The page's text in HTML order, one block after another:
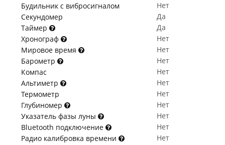
Будильник с вибросигналом
Нет
Секундомер
Да
Таймер
Да
Хронограф
Нет
Мировое время
Нет
Барометр
Нет
Компас
Нет
Альтиметр
Нет
Термометр
Нет
Глубиномер
Нет
Указатель фазы луны
Нет
Bluetooth подключение
Нет
Радио калибровка времени
Нет